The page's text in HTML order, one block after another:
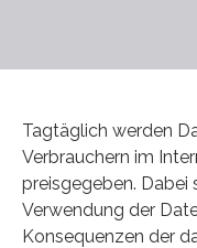
Tagtäglich werden
Verbrauchern im
preisgegeben. Dabei
Verwendung der
Konsequenzen der